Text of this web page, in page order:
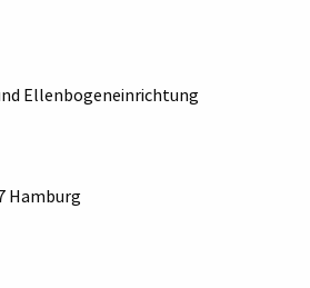
Ellenbogeneinrichtung
Hamburg